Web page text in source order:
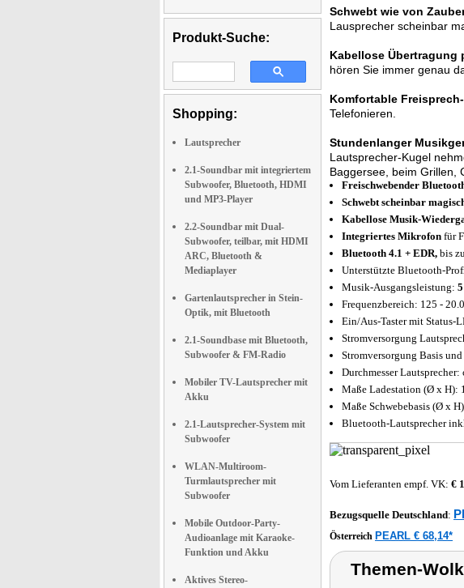
Produkt-Suche:
Shopping:
Lautsprecher
2.1-Soundbar mit integriertem
Subwoofer, Bluetooth, HDMI
und MP3-Player
2.2-Soundbar mit Dual-
Subwoofer, teilbar, mit HDMI
ARC, Bluetooth &
Mediaplayer
Gartenlautsprecher in Stein-
Optik, mit Bluetooth
2.1-Soundbase mit Bluetooth,
Subwoofer & FM-Radio
Mobiler TV-Lautsprecher mit
Akku
2.1-Lautsprecher-System mit
Subwoofer
WLAN-Multiroom-
Turmlautsprecher mit
Subwoofer
Mobile Outdoor-Party-
Audioanlage mit Karaoke-
Funktion und Akku
Aktives Stereo-
Schwebt wie von
Lausprecher scheinbar
Kabellose Übertragung
hören Sie immer genau
Komfortable
Telefonieren.
Stundenlanger
Lautsprecher-Kugel
Baggersee, beim Grillen,
Freischwebender
Schwebt scheinbar
Kabellose Musik-
Integriertes Mikrofon für
Bluetooth 4.1 + EDR, bis
Unterstützte Bluetooth-
Musik-Ausgangsleistung:
Frequenzbereich: 125 -
Ein/Aus-Taster mit Status-
Stromversorgung
Stromversorgung Basis
Durchmesser
Maße Ladestation (Ø x H):
Maße Schwebebasis (Ø x
Bluetooth-Lautsprecher
Vom Lieferanten empf. VK: €
Bezugsquelle Deutschland:
Österreich PEARL € 68,14*
Themen-